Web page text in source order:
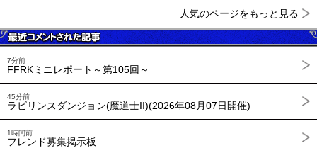
人気のページをもっと見る
7分前
FFRKミニレポート～第105回～
45分前
ラビリンスダンジョン(魔道士II)(2026年08月07日開催)
1時間前
フレンド募集掲示板